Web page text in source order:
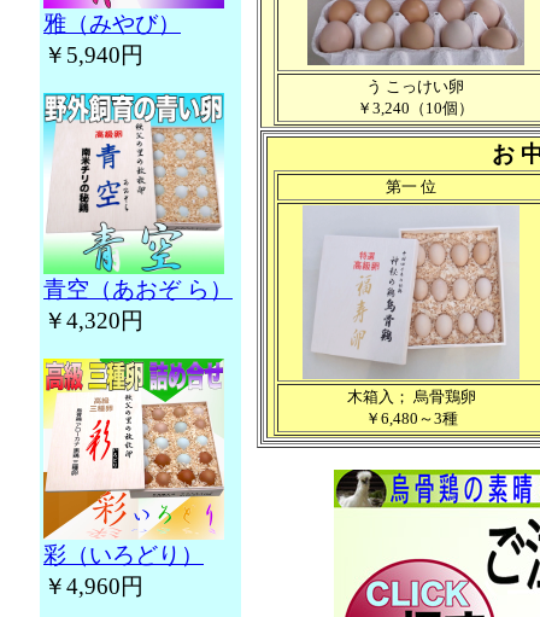
雅（みやび）
￥5,940円
青空（あおぞ ら）
￥4,320円
彩（いろどり）
￥4,960円
う こっけい卵
￥3,240（10個）
お
第一 位
木箱入； 烏骨鶏卵
￥6,480～3種